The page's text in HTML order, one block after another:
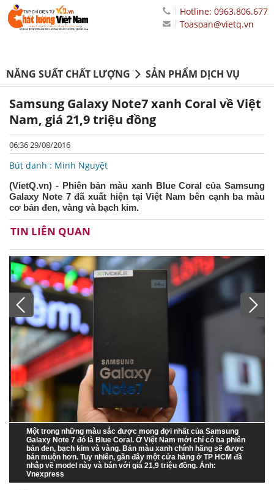
Hotline: 0963.806.677
Toasoan@vietq.vn
NĂNG SUẤT CHẤT LƯỢNG SẢN PHẨM DỊCH VỤ
Samsung Galaxy Note7 xanh Coral về Việt
Nam, giá 21,9 triệu đồng
06:36 29/08/2016
Bút danh : Minh Nguyệt
(VietQ.vn) - Phiên bản màu xanh Blue Coral của Samsung
Galaxy Note 7 đã xuất hiện tại Việt Nam bên cạnh ba màu
cơ bản đen, vàng và bạch kim.
TIN LIÊN QUAN
Một trong những màu sắc được mong đợi nhất của Samsung
Galaxy Note 7 đó là Blue Coral. Ở Việt Nam mới chỉ có ba phiên
bản đen, bạch kim và vàng. Bản màu xanh chính hãng sẽ được
bán muộn hơn. Tuy nhiên, gần đây một cửa hàng ở TP HCM đã
nhập về model này và bán với giá 21,9 triệu đồng. Ảnh:
Vnexpress